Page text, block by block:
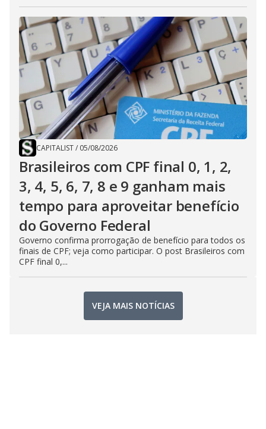
CAPITALIST/ 05/08/2026
Brasileiros com CPF final 0, 1, 2,
3, 4, 5, 6, 7, 8 e 9 ganham mais
tempo para aproveitar benefício
do Governo Federal
Governo confirma prorrogação de benefício para todos os
finais de CPF; veja como participar. O post Brasileiros com
CPF final 0,...
VEJA MAIS NOTÍCIAS